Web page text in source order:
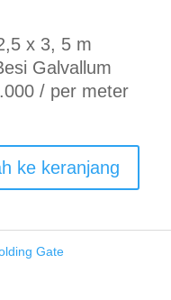
x 3, 5 m
Galvallum
/ per meter
ke keranjang
Gate